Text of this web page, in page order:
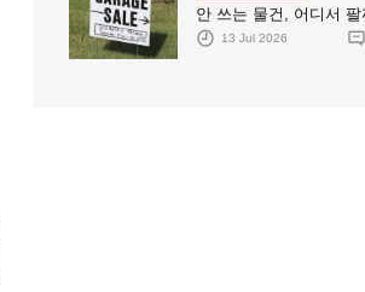
안 쓰는 물건, 어디서 팔
13 Jul 2026